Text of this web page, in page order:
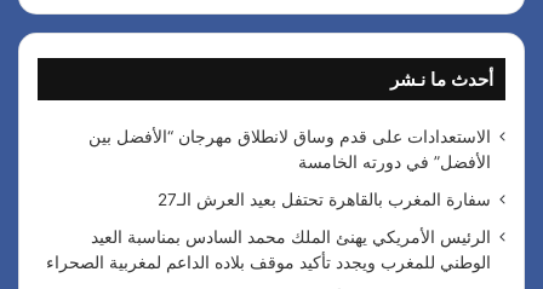
ح
ث
ن
:
أحدث ما نـشر
الاستعدادات على قدم وساق لانطلاق مهرجان “الأفضل بين
الأفضل” في دورته الخامسة
سفارة المغرب بالقاهرة تحتفل بعيد العرش الـ27
الرئيس الأمريكي يهنئ الملك محمد السادس بمناسبة العيد
الوطني للمغرب ويجدد تأكيد موقف بلاده الداعم لمغربية الصحراء